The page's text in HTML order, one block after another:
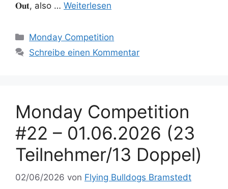
𝐎𝐮𝐭, also … Weiterlesen
Kategorien
Monday Competition
Schreibe einen Kommentar
Monday Competition
#22 – 01.06.2026 (23
Teilnehmer/13 Doppel)
02/06/2026 von Flying Bulldogs Bramstedt